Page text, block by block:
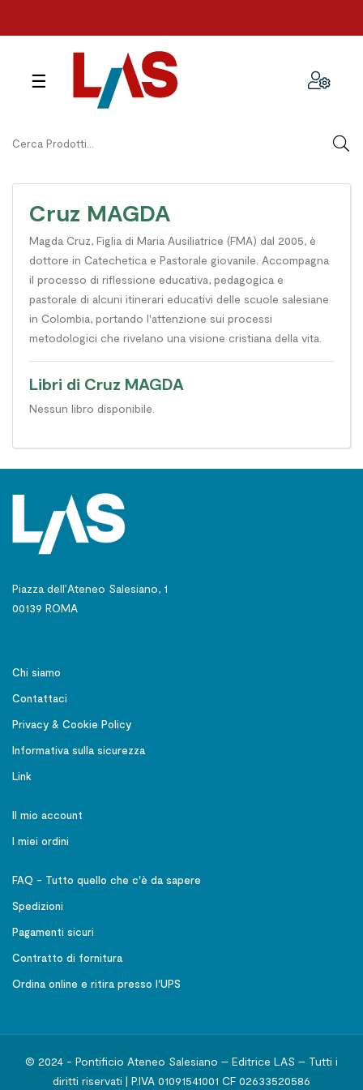
navigazione
☰
Cruz MAGDA
Magda Cruz, Figlia di Maria Ausiliatrice (FMA) dal 2005, è
dottore in Catechetica e Pastorale giovanile. Accompagna
il processo di riflessione educativa, pedagogica e
pastorale di alcuni itinerari educativi delle scuole salesiane
in Colombia, portando l'attenzione sui processi
metodologici che rivelano una visione cristiana della vita.
Libri di Cruz MAGDA
Nessun libro disponibile.
Piazza dell’Ateneo Salesiano, 1
00139 ROMA
Chi siamo
Contattaci
Privacy & Cookie Policy
Informativa sulla sicurezza
Link
Il mio account
I miei ordini
FAQ - Tutto quello che c'è da sapere
Spedizioni
Pagamenti sicuri
Contratto di fornitura
Ordina online e ritira presso l'UPS
© 2024 - Pontificio Ateneo Salesiano – Editrice LAS – Tutti i
diritti riservati | P.IVA 01091541001 CF 02633520586